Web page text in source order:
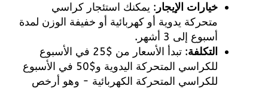
خيارات الإيجار: يمكنك استئجار كراسي
متحركة يدوية أو كهربائية أو خفيفة الوزن لمدة
أسبوع إلى 3 أشهر.
التكلفة
: تبدأ الأسعار من $25 في الأسبوع
للكراسي المتحركة اليدوية و$50 في الأسبوع
للكراسي المتحركة الكهربائية - وهو أرخص